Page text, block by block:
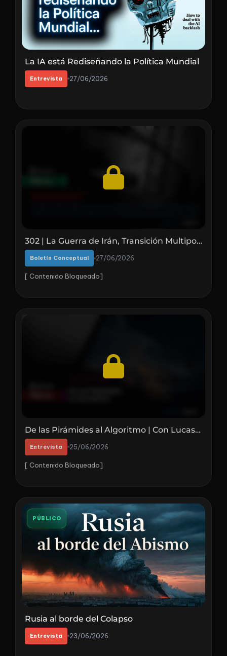
La IA está Rediseñando la Política Mundial
Entrevista 27/06/2026
302 | La Guerra de Irán, Transición Multipolar y Arquitectura Oculta del Nuevo Orden Mundial
Boletín Conceptual 27/06/2026
[ Contenido Bloqueado]
De las Pirámides al Algoritmo | Con Lucas Carena
Entrevista 25/06/2026
[ Contenido Bloqueado]
PÚBLICO
Rusia al borde del Colapso
Entrevista 23/06/2026